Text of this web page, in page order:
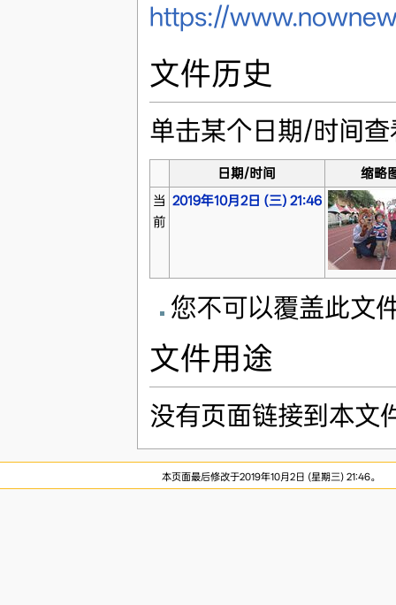
https://
文件历史
单击某个日期/时间
日期/时间
缩略
当
前
2019年10月2日 (三) 21:46
您不可以覆盖此文
文件用途
没有页面链接到本文
本页面最后修改于2019年10月2日 (星期三) 21:46。